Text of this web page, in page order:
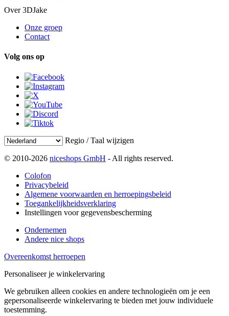
Over 3DJake
Onze groep
Contact
Volg ons op
Regio / Taal wijzigen
© 2010-2026 niceshops GmbH - All rights reserved.
Colofon
Privacybeleid
Algemene voorwaarden en herroepingsbeleid
Toegankelijkheidsverklaring
Instellingen voor gegevensbescherming
Ondernemen
Andere nice shops
Overeenkomst herroepen
Personaliseer je winkelervaring
We gebruiken alleen cookies en andere technologieën om je een
gepersonaliseerde winkelervaring te bieden met jouw individuele
toestemming.